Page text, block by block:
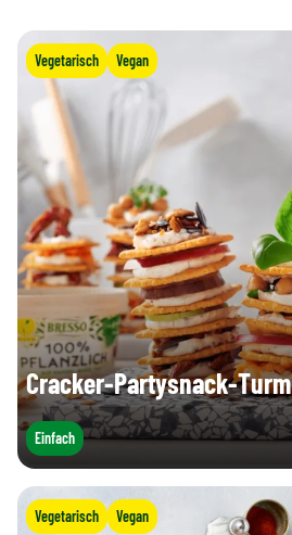
Vegetarisch Vegan
Cracker-Partysnack-Turm
Einfach
Vegetarisch Vegan